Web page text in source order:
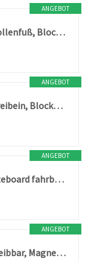
ANGEBOT
Floordirekt Flipchart mit Rollenfuß, Blockhalter & Seitenarmen - magnetisch & beschreibbar - freistehend & höhenverstellbar - Whiteboard Tafel Magnettafel - Board mit Ablageschale (Pira)
ANGEBOT
Floordirekt Flipchart mit Dreibein, Blockhalter & Seitenarmen - magnetisch & beschreibbar - freistehend & höhenverstellbar - Whiteboard Tafel Magnettafel - Board mit Ablageschale (Coyote)
ANGEBOT
MOB Flipchart Ständer Whiteboard fahrbar mit Rollenfuss Ständer 67x105cm | Höhenverstellbar bis 210cm, Beschreibbar, Trocken abwischbar, magnetisch Flip Chart mit Magnettafel rollbar & Armen Piranha
ANGEBOT
FRANKEN Flipchart, Beschreibbar, Magnetisch, Mit Seitenarmen, Dreibeinstativ, 67 x 95 cm, Höhenverstellbar, inkl. Papierhalterung und Stifteablage, PRO Deluxe Standard, FC84